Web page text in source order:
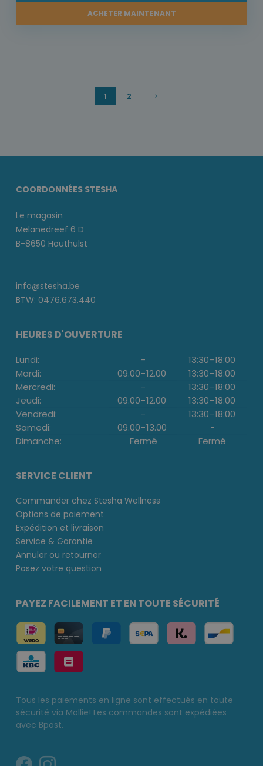
ACHETER MAINTENANT
1 2
COORDONNÉES STESHA
Le magasin
Melanedreef 6 D
B-8650 Houthulst
info@stesha.be
BTW: 0476.673.440
HEURES D'OUVERTURE
Lundi: - 13:30-18:00
Mardi:
09.00-12.00 13:30-18:00
Mercredi:
- 13:30-18:00
Jeudi:
09.00-12.00 13:30-18:00
Vendredi:
- 13:30-18:00
Samedi:
09.00-13.00
-
Dimanche:
Fermé Fermé
SERVICE CLIENT
Commander chez Stesha Wellness
Options de paiement
Expédition et livraison
Service & Garantie
Annuler ou retourner
Posez votre question
PAYEZ FACILEMENT ET EN TOUTE SÉCURITÉ
Tous les paiements en ligne sont effectués en toute
sécurité via Mollie! Les commandes sont expédiées
avec Bpost.